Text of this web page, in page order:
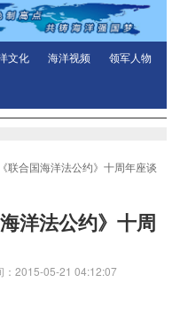
文化 海洋视频 领军人物
联合国海洋法公约》十周年座谈
洋法公约》十周
2015-05-21 04:12:07